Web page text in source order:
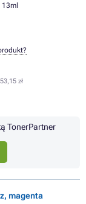
13ml
53,15 zł
TonerPartner
magenta